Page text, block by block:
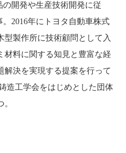
の開発や生産技術開発に従
。2016年にトヨタ自動車株式
型製作所に技術顧問として入
材料に関する知見と豊富な経
解決を実現する提案を行って
造工学会をはじめとした団体